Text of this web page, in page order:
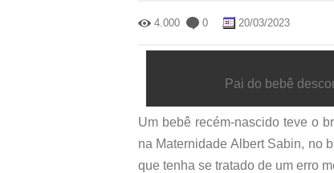
4.000 0 20/03/2023
Pai do bebê
Um bebê recém-nascido teve o
na Maternidade Albert Sabin, no
que tenha se tratado de um erro